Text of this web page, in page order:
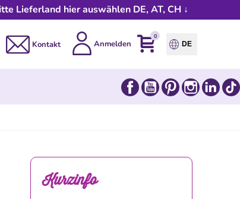
Lieferland hier auswählen DE, AT, CH ↓
Kontakt Anmelden
0
DE
FacebookYouTubePinterestInstagram
Kurzinfo